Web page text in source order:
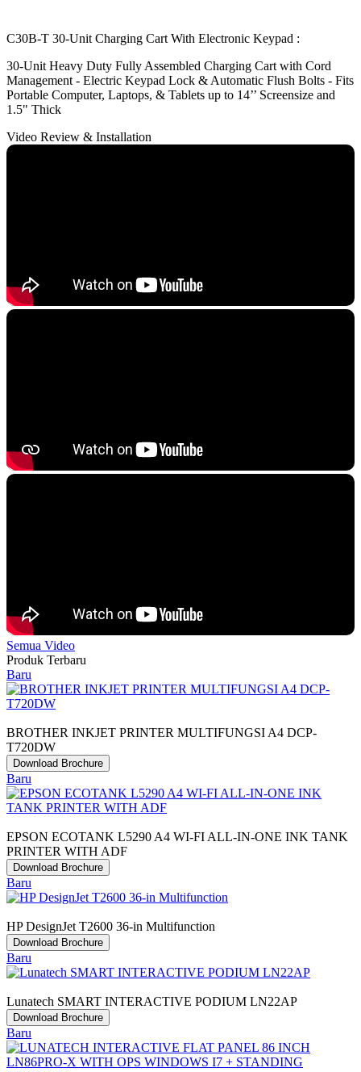
C30B-T 30-Unit Charging Cart With Electronic Keypad :
30-Unit Heavy Duty Fully Assembled Charging Cart with Cord
Management - Electric Keypad Lock & Automatic Flush Bolts - Fits
Portable Computer, Laptops, & Tablets up to 14’’ Screensize and
1.5" Thick
Video Review & Installation
Semua Video
Produk Terbaru
Baru
BROTHER INKJET PRINTER MULTIFUNGSI A4 DCP-
T720DW
Download Brochure
Baru
EPSON ECOTANK L5290 A4 WI-FI ALL-IN-ONE INK TANK
PRINTER WITH ADF
Download Brochure
Baru
HP DesignJet T2600 36-in Multifunction
Download Brochure
Baru
Lunatech SMART INTERACTIVE PODIUM LN22AP
Download Brochure
Baru